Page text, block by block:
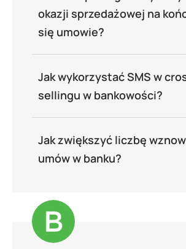
okazji sprzedażowej na
się umowie?
Jak wykorzystać SMS w
sellingu w bankowości?
Jak zwiększyć liczbę
umów w banku?